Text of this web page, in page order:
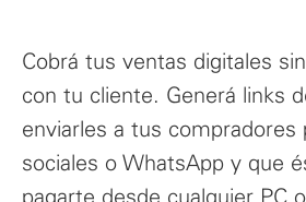
Cobrá tus ventas digitales
con tu cliente. Generá links
enviarles a tus compradores
sociales o WhatsApp y que
pagarte desde cualquier PC